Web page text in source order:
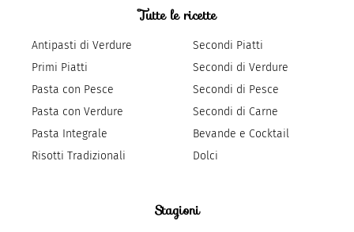
Tutte le ricette
Antipasti di Verdure
Primi Piatti
Pasta con Pesce
Pasta con Verdure
Pasta Integrale
Risotti Tradizionali
Secondi Piatti
Secondi di Verdure
Secondi di Pesce
Secondi di Carne
Bevande e Cocktail
Dolci
Stagioni